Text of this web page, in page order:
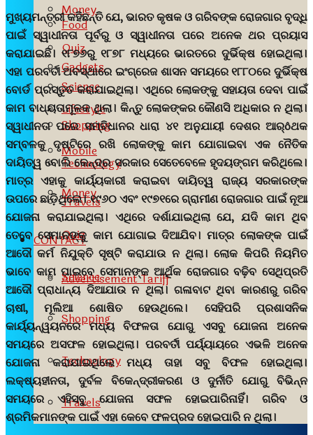
Money
Quiz
Science
Shopping
Technology
Travels
CONTACT
Advertisement Tariff
Food
Gadgets
Lifestyle
Mobile
Money
Quiz
Science
Shopping
Technology
Travels
ମୁଖ୍ୟମନ୍ତ୍ରୀ କହିଛନ୍ତି ଯେ, ଭାରତ କୃଷକ ଓ ଗରିବଙ୍କ ରୋଜଗାର ବୃଦ୍ଧି
ପାଇଁ ସ୍ୱାଧୀନତା ପୂର୍ବରୁ ଓ ସ୍ୱାଧୀନତା ପରେ ଅନେକ ଥର ପ୍ରୟାସ
କରାଯାଇଛି। ୧୮୭୬ରୁ ୧୮୭୮ ମଧ୍ୟରେ ଭାରତରେ ଦୁର୍ଭିକ୍ଷ ହୋଇଥିଲା।
ଏହା ପରବର୍ତୀ ଅବସ୍ଥାରେ ଇଂଗ୍ରେଜ ଶାସନ ସମୟରେ ୧୮୮୦ରେ ଦୁର୍ଭିକ୍ଷ
ବୋର୍ଡ ପ୍ରସ୍ତୁତ କରାଯାଇଥିଲା। ଏଥିରେ ଲୋକଙ୍କୁ ସହାୟତା ଦେବା ପାଇଁ
କାମ ବାଧ୍ୟତାମୂଳକ ଥିଲା। କିନ୍ତୁ ଲୋକଙ୍କର କୌଣସି ଅଧିକାର ନ ଥିଲା।
ସ୍ୱାଧୀନତା ପରେ ସମ୍ବିଧାନର ଧାରା ୪୧ ଅନୁଯାୟୀ ଦେଶର ଆର୍ôଥକ
ସମ୍ବଳକୁ ଦୃଷ୍ଟିରେ ରଖି ଲୋକଙ୍କୁ କାମ ଯୋଗାଇବା ଏକ ନୈତିକ
ଦାୟିତ୍ୱ ବୋଲି କେନ୍ଦ୍ର ସରକାର ସେତେବେଳେ ହୃଦୟଙ୍ଗମ କରିଥିଲେ।
ମାତ୍ର ଏହାକୁ କାର୍ୟ୍ୟକାରୀ କରାଇବା ଦାୟିତ୍ୱ ରାଜ୍ୟ ସରକାରଙ୍କ
ଉପରେ ଛାଡ଼ିଥିଲେ। ୧୯୬୦ ଏବଂ ୧୯୭୧ରେ ଗ୍ରାମୀଣ ରୋଜଗାର ପାଇଁ ନୂଆ
ଯୋଜନା କରାଯାଇଥିଲା। ଏଥିରେ ଦର୍ଶାଯାଇଥିଲା ଯେ, ଯଦି କାମ ଥିବ
ତେବେ ସେମାନଙ୍କୁ କାମ ଯୋଗାଇ ଦିଆଯିବ। ମାତ୍ର ଲୋକଙ୍କ ପାଇଁ
ଆଦୌ କର୍ମ ନିଯୁକ୍ତି ସୃଷ୍ଟି କରାଯାଉ ନ ଥିଲା। ଲୋକ କିପରି ନିୟମିତ
ଭାବେ କାମ ପାଇବେ ସେମାନଙ୍କ ଆର୍ଥିକ ରୋଜଗାର ବଢ଼ିବ ସେଥିପ୍ରତି
ଆଦୌ ପ୍ରାଧାନ୍ୟ ଦିଆଯାଉ ନ ଥିଲା। ଗଳାବାଟ ଥିବା କାରଣରୁ ଗରିବ
ଚାଷୀ, ମୂଲିଆ ଶୋଷିତ ହେଉଥିଲେ। ସେହିପରି ପ୍ରଶାସନିକ
କାର୍ୟ୍ୟନ୍ୱୟନରେ ମଧ୍ୟ ବିଫଳତା ଯୋଗୁ ଏସବୁ ଯୋଜନା ଅନେକ
ସମୟରେ ଅସଫଳ ହୋଇଥିଲା। ପରବର୍ତୀ ପର୍ୟ୍ୟାୟରେ ଏଭଳି ଅନେକ
ଯୋଜନା କରାଯାଇଥିଲେ ମଧ୍ୟ ତାହା ସବୁ ବିଫଳ ହୋଇଥିଲା।
ଲକ୍ଷ୍ୟହୀନତା, ଦୁର୍ବଳ ବିକେନ୍ଦ୍ରୀକରଣ ଓ ଦୁର୍ନୀତି ଯୋଗୁ ବିଭିନ୍ନ
ସମୟରେ ଏହିସବୁ ଯୋଜନା ସଫଳ ହୋଇପାରିନାହିଁ। ଗରିବ ଓ
ଶ୍ରମିକମାନଙ୍କ ପାଇଁ ଏହା କେବେ ଫଳପ୍ରଦ ହୋଇପାରି ନ ଥିଲା।